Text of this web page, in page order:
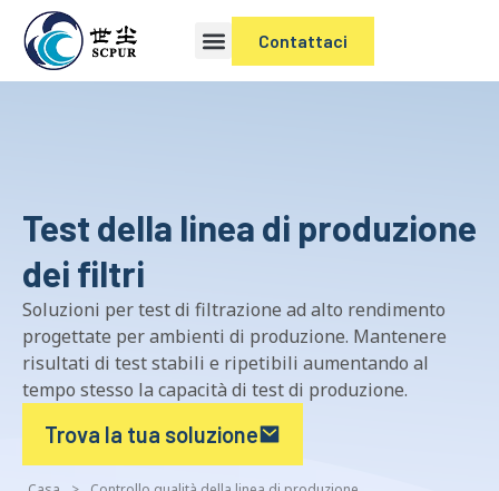
Contattaci
Test della linea di produzione
dei filtri
Soluzioni per test di filtrazione ad alto rendimento
progettate per ambienti di produzione. Mantenere
risultati di test stabili e ripetibili aumentando al
tempo stesso la capacità di test di produzione.
Trova la tua soluzione